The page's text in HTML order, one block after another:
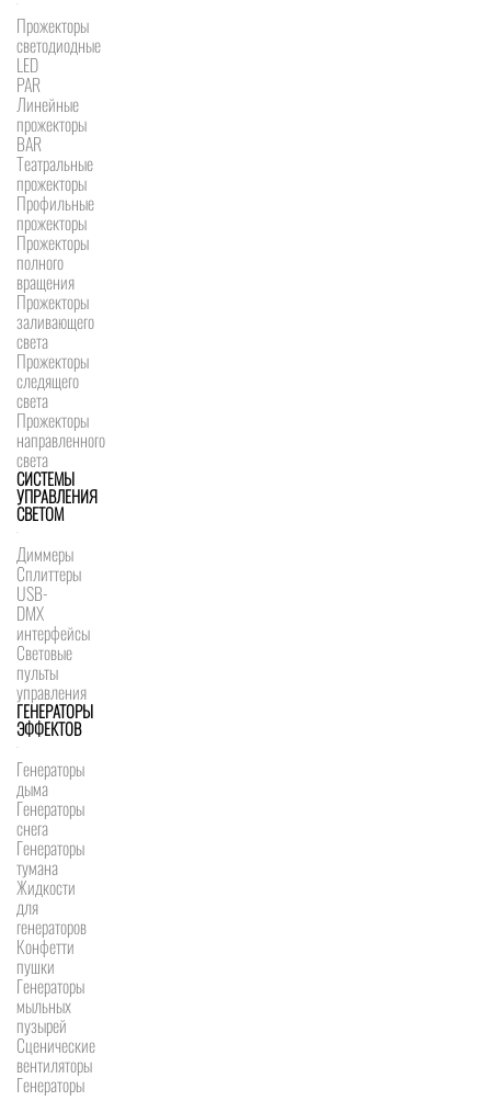
Прожекторы
светодиодные
LED
PAR
Линейные
прожекторы
BAR
Театральные
прожекторы
Профильные
прожекторы
Прожекторы
полного
вращения
Прожекторы
заливающего
света
Прожекторы
следящего
света
Прожекторы
направленного
света
СИСТЕМЫ
УПРАВЛЕНИЯ
СВЕТОМ
Диммеры
Сплиттеры
USB-
DMX
интерфейсы
Световые
пульты
управления
ГЕНЕРАТОРЫ
ЭФФЕКТОВ
Генераторы
дыма
Генераторы
снега
Генераторы
тумана
Жидкости
для
генераторов
Конфетти
пушки
Генераторы
мыльных
пузырей
Сценические
вентиляторы
Генераторы